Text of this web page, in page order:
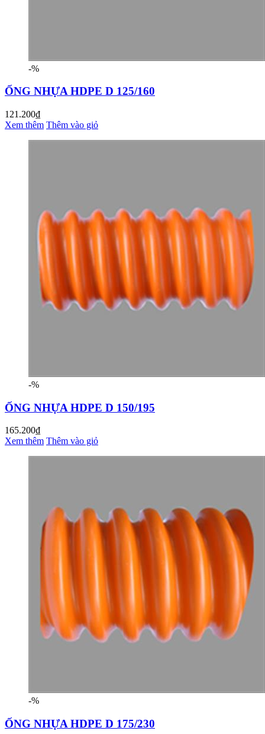
-%
ỐNG NHỰA HDPE D 125/160
121.200₫
Xem thêm Thêm vào giỏ
-%
ỐNG NHỰA HDPE D 150/195
165.200₫
Xem thêm Thêm vào giỏ
-%
ỐNG NHỰA HDPE D 175/230